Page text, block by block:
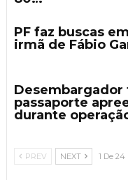
PF faz buscas
irmã de Fábio
Desembargador
passaporte
durante
PREV NEXT 1 De 24